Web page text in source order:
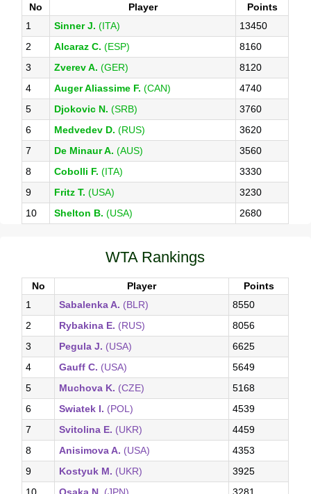
No Player
Points
1
Sinner J. (ITA)
13450
2
Alcaraz C. (ESP)
8160
3
Zverev A. (GER)
8120
4
Auger Aliassime F. (CAN)
4740
5
Djokovic N. (SRB)
3760
6
Medvedev D. (RUS)
3620
7
De Minaur A. (AUS)
3560
8
Cobolli F. (ITA)
3330
9
Fritz T. (USA)
3230
10
Shelton B. (USA) 2680
WTA Rankings
No Player
Points
1
Sabalenka A. (BLR)
8550
2
Rybakina E. (RUS)
8056
3
Pegula J. (USA)
6625
4
Gauff C. (USA)
5649
5
Muchova K. (CZE)
5168
6
Swiatek I. (POL)
4539
7
Svitolina E. (UKR)
4459
8
Anisimova A. (USA)
4353
9
Kostyuk M. (UKR)
3925